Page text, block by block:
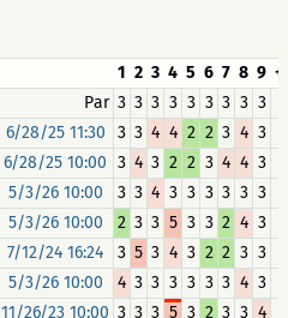
1 2 3 4 5 6 7 8 9
Par 3 3 3 3 3 3 3 3 3
6/28/25 11:30 3 3 4 4 2 2 3 4 3
6/28/25 10:00 3 4 3 2 2 3 4 4 3
5/3/26 10:00 3 3 4 3 3 3 3 3 3
5/3/26 10:00 2 3 3 5 3 3 2 4 3
7/12/24 16:24 3 5 3 4 3 2 2 3 3
5/3/26 10:00 4 3 3 3 3 3 3 4 3
11/26/23 10:00 3 3 3 5 3 2 3 3 4